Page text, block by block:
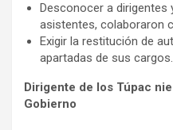
Desconocer a dirigentes
asistentes, colaboraron
Exigir la restitución de
apartadas de sus cargos.
Dirigente de los Túpac
Gobierno